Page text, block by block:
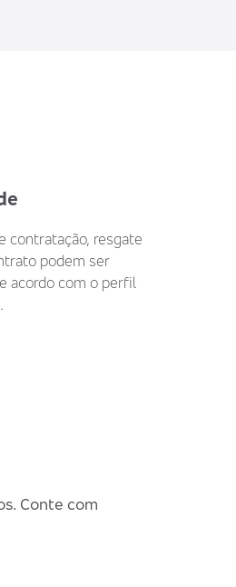
contratação, resgate
podem ser
acordo com o perfil
Conte com